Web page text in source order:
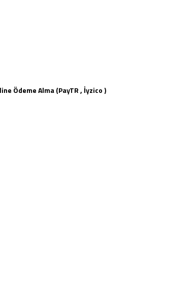
Ödeme Alma (PayTR , İyzico )